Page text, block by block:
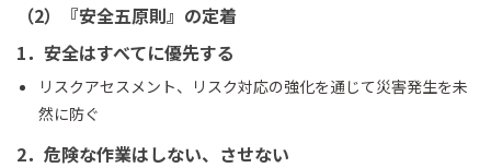
（2）『安全五原則』の定着
1．安全はすべてに優先する
リスクアセスメント、リスク対応の強化を通じて災害発生を未
然に防ぐ
2．危険な作業はしない、させない